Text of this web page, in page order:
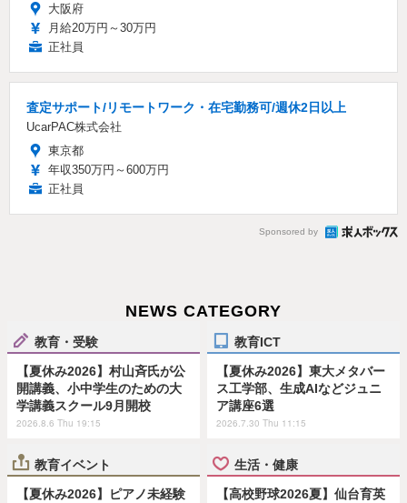
大阪府
月給20万円～30万円
正社員
査定サポート/リモートワーク・在宅勤務可/週休2日以上
UcarPAC株式会社
東京都
年収350万円～600万円
正社員
Sponsored by
NEWS CATEGORY
教育・受験
【夏休み2026】村山斉氏が公
開講義、小中学生のための大
学講義スクール9月開校
2026.8.6 Thu 19:15
教育ICT
【夏休み2026】東大メタバー
ス工学部、生成AIなどジュニ
ア講座6選
2026.7.30 Thu 11:15
教育イベント
【夏休み2026】ピアノ未経験
生活・健康
【高校野球2026夏】仙台育英